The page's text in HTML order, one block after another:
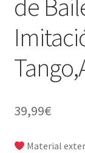
de
39,99€
Material